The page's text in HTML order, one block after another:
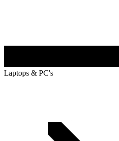
Laptops & PC's